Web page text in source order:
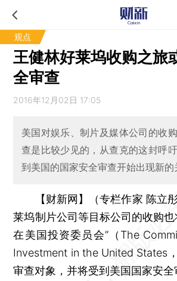
观点
王健林好莱坞收购之旅
全审查
2016年12月02日 17:05
美国对娱乐、制片及媒体公司的收
查是比较少见的，从查克的这封呼
到美国的国家安全审查开始出现新的
【财新网】（专栏作家 陈立
莱坞制片公司等目标公司的收购也
在美国投资委员会”（The
Investment in the United States
审查对象，并将受到美国国家安全